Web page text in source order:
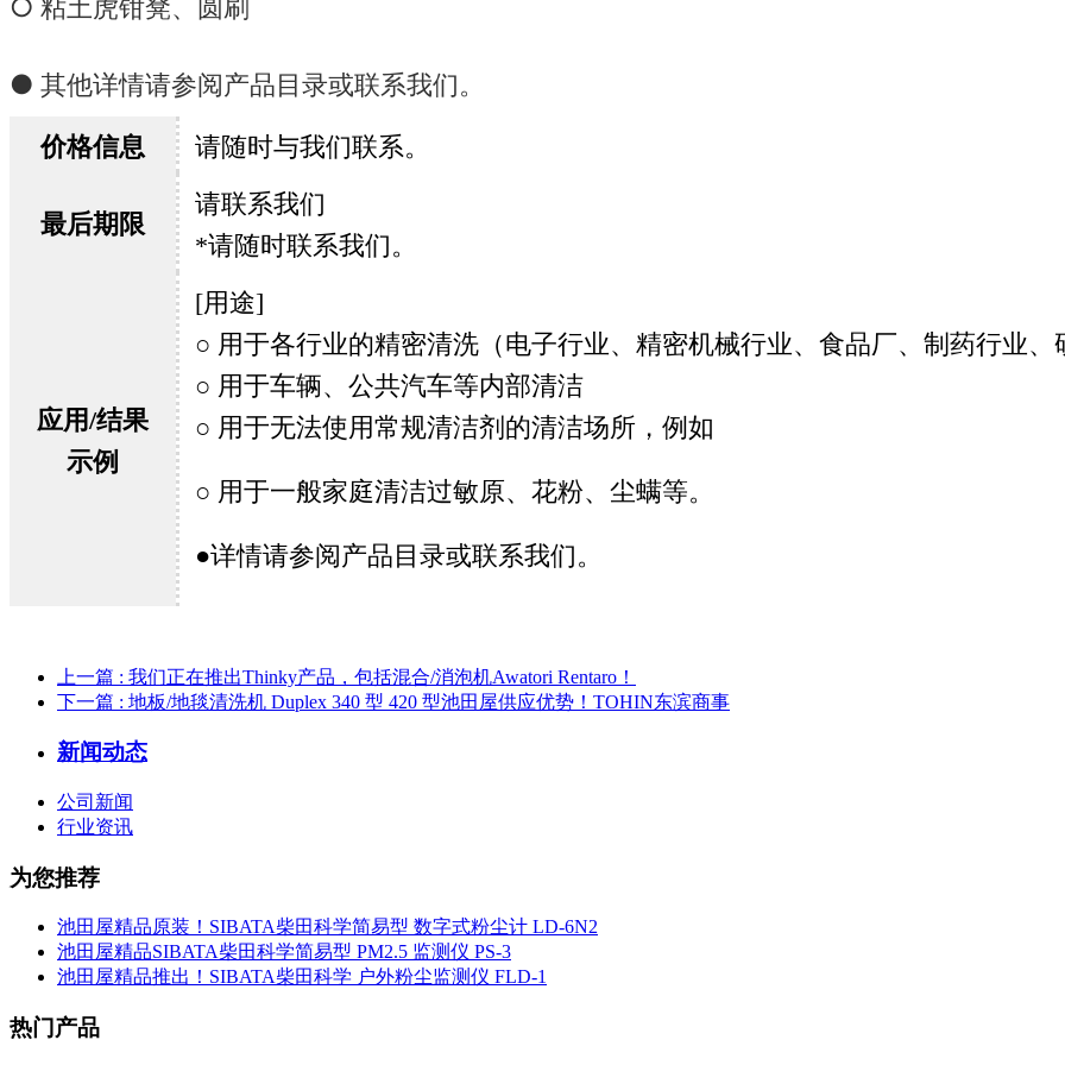
● 其他详情请参阅产品目录或联系我们。
价格信息 请随时与我们联系。
最后期限
请联系我们
*请随时联系我们。
应用/结果
示例
[用途]
○ 用于各行业的精密清洗（电子行业、精密机械行业、食品厂、制药行业、
○ 用于车辆、公共汽车等内部清洁
○ 用于无法使用常规清洁剂的清洁场所，例如
○ 用于一般家庭清洁过敏原、花粉、尘螨等。
●详情请参阅产品目录或联系我们。
上一篇 : 我们正在推出Thinky产品，包括混合/消泡机Awatori Rentaro！
下一篇 : 地板/地毯清洗机 Duplex 340 型 420 型池田屋供应优势！TOHIN东滨商事
新闻动态
公司新闻
行业资讯
为您推荐
池田屋精品原装！SIBATA柴田科学简易型 数字式粉尘计 LD-6N2
池田屋精品SIBATA柴田科学简易型 PM2.5 监测仪 PS-3
池田屋精品推出！SIBATA柴田科学 户外粉尘监测仪 FLD-1
热门产品